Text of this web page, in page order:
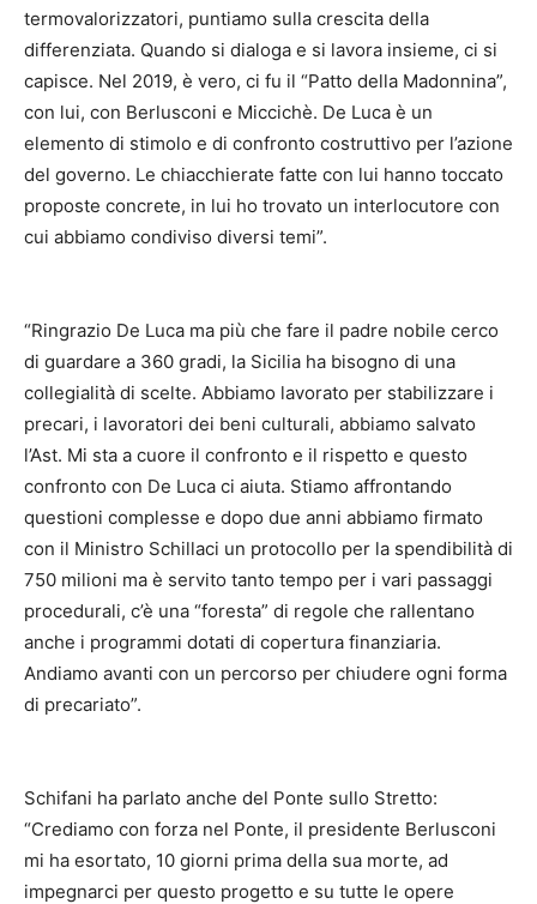
termovalorizzatori, puntiamo sulla crescita della
differenziata. Quando si dialoga e si lavora insieme, ci si
capisce. Nel 2019, è vero, ci fu il “Patto della Madonnina”,
con lui, con Berlusconi e Miccichè. De Luca è un
elemento di stimolo e di confronto costruttivo per l’azione
del governo. Le chiacchierate fatte con lui hanno toccato
proposte concrete, in lui ho trovato un interlocutore con
cui abbiamo condiviso diversi temi”.
“Ringrazio De Luca ma più che fare il padre nobile cerco
di guardare a 360 gradi, la Sicilia ha bisogno di una
collegialità di scelte. Abbiamo lavorato per stabilizzare i
precari, i lavoratori dei beni culturali, abbiamo salvato
l’Ast. Mi sta a cuore il confronto e il rispetto e questo
confronto con De Luca ci aiuta. Stiamo affrontando
questioni complesse e dopo due anni abbiamo firmato
con il Ministro Schillaci un protocollo per la spendibilità di
750 milioni ma è servito tanto tempo per i vari passaggi
procedurali, c’è una “foresta” di regole che rallentano
anche i programmi dotati di copertura finanziaria.
Andiamo avanti con un percorso per chiudere ogni forma
di precariato”.
Schifani ha parlato anche del Ponte sullo Stretto:
“Crediamo con forza nel Ponte, il presidente Berlusconi
mi ha esortato, 10 giorni prima della sua morte, ad
impegnarci per questo progetto e su tutte le opere